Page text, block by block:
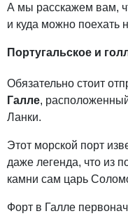
А мы расскажем вам,
и куда можно поехать
Португальское и
Обязательно стоит
Галле,
Ланки.
Этот морской порт
даже легенда, что из
камни сам царь
Форт в Галле